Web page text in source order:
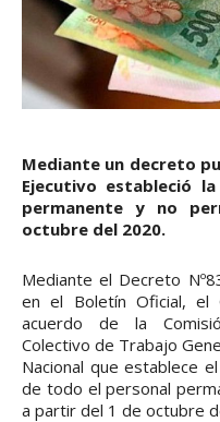
Mediante un decreto
Ejecutivo estableció
permanente y no
octubre del 2020.
Mediante el Decreto
en el Boletín Oficial, el
acuerdo de la
Colectivo de Trabajo
Nacional que establece
de todo el personal
a partir del 1 de octubre